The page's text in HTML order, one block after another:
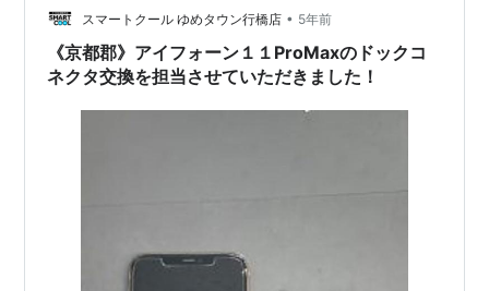
スマートクール ゆめタウン行橋店 • 5年前
《京都郡》アイフォーン１１ProMaxのドックコ
ネクタ交換を担当させていただきました！